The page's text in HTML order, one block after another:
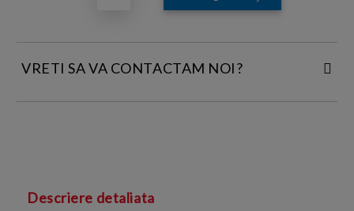
VRETI SA VA CONTACTAM NOI?
Descriere detaliata